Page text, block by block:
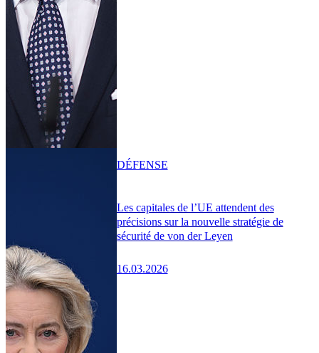
Les capitales de l’UE attendent des
précisions sur la nouvelle stratégie de
sécurité de von der Leyen
16.03.2026
DÉFENSE